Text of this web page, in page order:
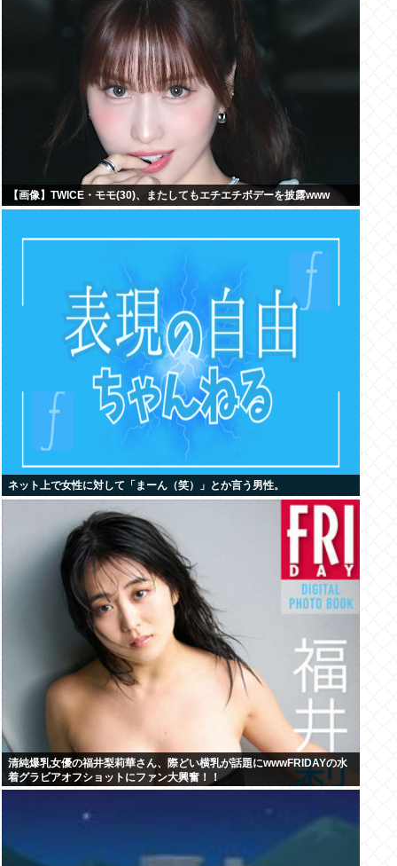
【画像】TWICE・モモ(30)、またしてもエチエチボデーを披露www
ネット上で女性に対して「まーん（笑）」とか言う男性。
清純爆乳女優の福井梨莉華さん、際どい横乳が話題にwwwFRIDAYの水
着グラビアオフショットにファン大興奮！！